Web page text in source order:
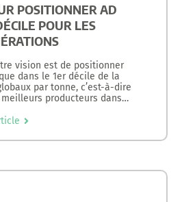
POSITIONNER AD
POUR LES
vision est de positionner
dans le 1er décile de la
par tonne, c’est-à-dire
meilleurs producteurs dans…